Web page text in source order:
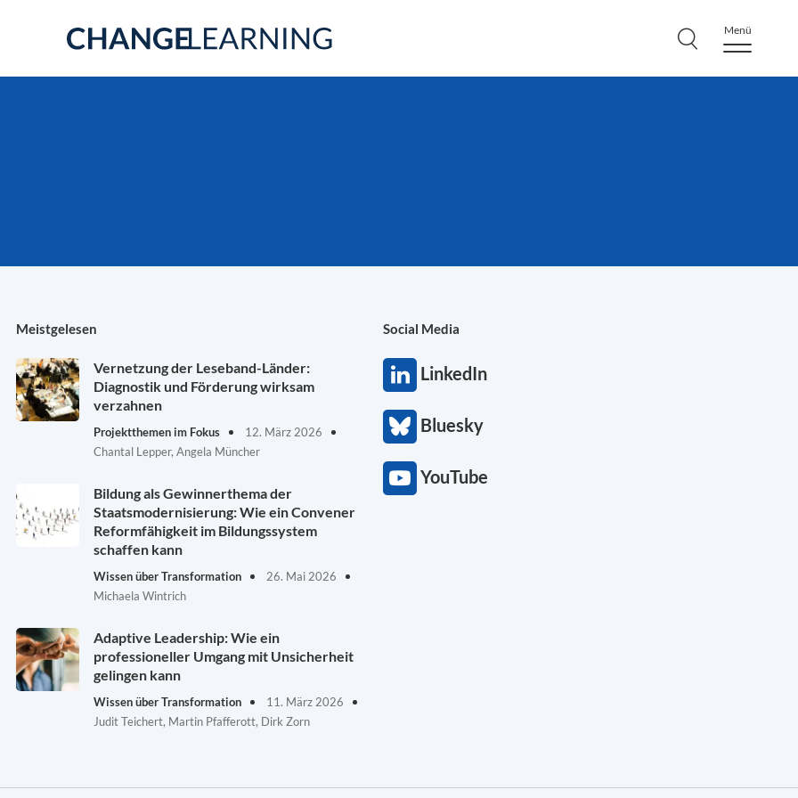
Menü
Meistgelesen
Vernetzung der Leseband-Länder:
Diagnostik und Förderung wirksam
verzahnen
Projektthemen im Fokus
12. März 2026
Chantal Lepper, Angela Müncher
Bildung als Gewinnerthema der
Staatsmodernisierung: Wie ein Convener
Reformfähigkeit im Bildungssystem
schaffen kann
Wissen über Transformation
26. Mai 2026
Michaela Wintrich
Adaptive Leadership: Wie ein
professioneller Umgang mit Unsicherheit
gelingen kann
Wissen über Transformation
11. März 2026
Judit Teichert, Martin Pfafferott, Dirk Zorn
Social Media
LinkedIn
Bluesky
YouTube